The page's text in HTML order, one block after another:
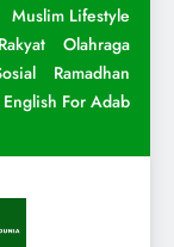
Muslim Lifestyle
Olahraga
Ramadhan
English For Adab